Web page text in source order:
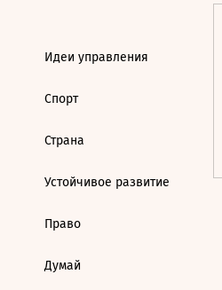
Идеи управления
Спорт
Страна
Устойчивое развитие
Право
Думай